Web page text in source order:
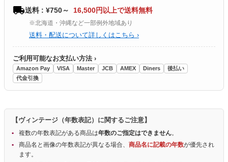
送料 : ¥750～ 16,500円以上で送料無料
※北海道・沖縄など一部例外地域あり
送料・配送について詳しくはこちら ›
ご利用可能なお支払い方法 ›
Amazon Pay VISA Master JCB AMEX Diners
後払い
代金引換
【ヴィンテージ（年数表記）に関するご注意】
複数の年数表記がある商品は年数のご指定はできません。
商品名と画像の年数表記が異なる場合、 商品名に記載の年数が優先され
ます。